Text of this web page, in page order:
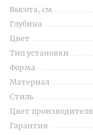
Высота, см
Глубина
Цвет
Тип установки
Форма
Материал
Стиль
Цвет производителя
Гарантия